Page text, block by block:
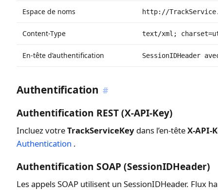
Espace de noms http://
Content-Type text/xml;
En-tête d’authentification SessionIDHeader
Authentification #
Authentification REST (X-API-Key)
Incluez votreTrackServiceKey dans l’en-têteX-API-
Authentication .
Authentification SOAP (SessionIDHeader)
Les appels SOAP utilisent un SessionIDHeader. Flux